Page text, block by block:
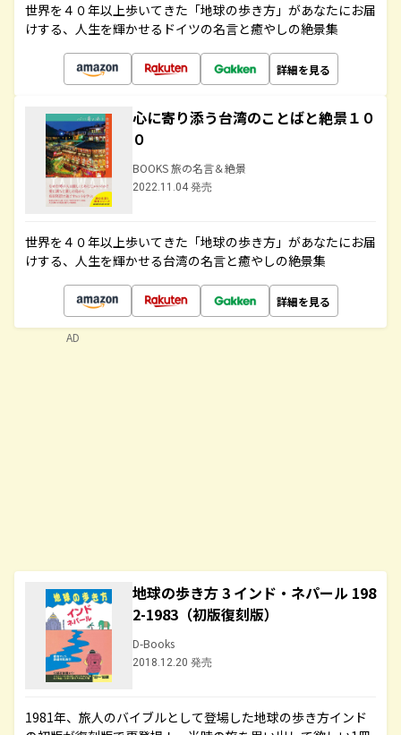
世界を４０年以上歩いてきた「地球の歩き方」があなたにお届
けする、人生を輝かせるドイツの名言と癒やしの絶景集
詳細を見る
心に寄り添う台湾のことばと絶景１０
０
BOOKS 旅の名言＆絶景
2022.11.04 発売
世界を４０年以上歩いてきた「地球の歩き方」があなたにお届
けする、人生を輝かせる台湾の名言と癒やしの絶景集
詳細を見る
地球の歩き方 3 インド・ネパール 198
2-1983（初版復刻版）
D-Books
2018.12.20 発売
1981年、旅人のバイブルとして登場した地球の歩き方インド
AD